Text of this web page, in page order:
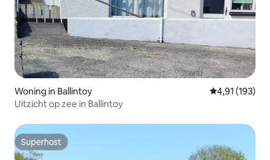
Woning in Ballintoy Gemiddelde
4,91 (193)
Uitzicht op zee in Ballintoy
Superhost
Superhost